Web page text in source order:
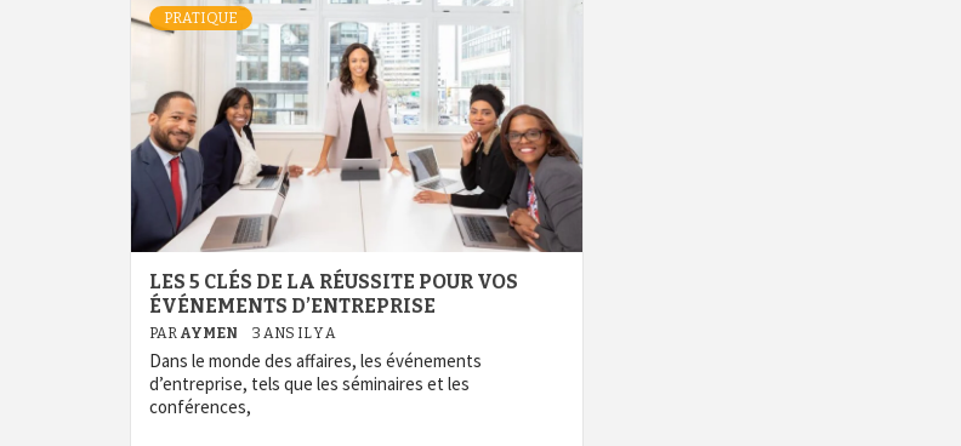
PRATIQUE
LES 5 CLÉS DE LA RÉUSSITE POUR VOS
ÉVÉNEMENTS D’ENTREPRISE
PAR AYMEN 3 ANS IL Y A
Dans le monde des affaires, les événements
d’entreprise, tels que les séminaires et les
conférences,